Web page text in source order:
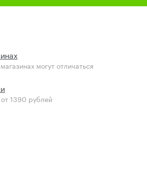
могут отличаться
1390 рублей